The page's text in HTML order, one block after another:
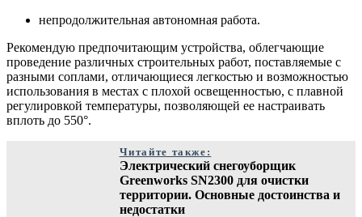
непродолжительная автономная работа.
Рекомендую предпочитающим устройства, облегчающие
проведение различных строительных работ, поставляемые с
разными соплами, отличающиеся легкостью и возможностью
использования в местах с плохой освещенностью, с плавной
регулировкой температуры, позволяющей ее настраивать
вплоть до 550°.
Читайте также:
Электрический снегоуборщик
Greenworks SN2300 для очистки
территории. Основные достоинства и
недостатки